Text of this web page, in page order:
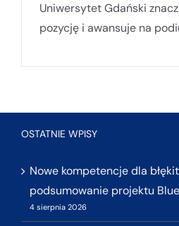
Uniwersytet Gdański
pozycję i awansuje na
OSTATNIE WPISY
Nowe kompetencje dla
podsumowanie projektu
4 sierpnia 2026